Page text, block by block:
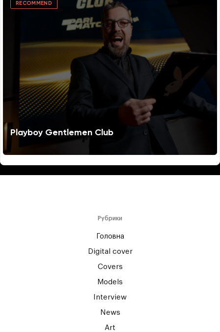
RECOMMEND
Playboy Gentlemen Club
Рубрики
Головна
Digital cover
Covers
Models
Interview
News
Art